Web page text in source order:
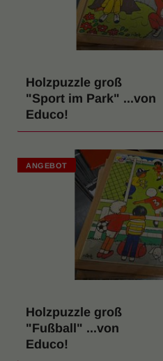
Holzpuzzle groß
"Sport im Park" ...von
Educo!
ANGEBOT
Holzpuzzle groß
"Fußball" ...von
Educo!